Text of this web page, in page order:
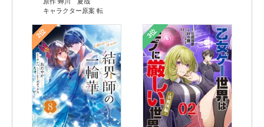
キャラクター原案 転
2位 3位